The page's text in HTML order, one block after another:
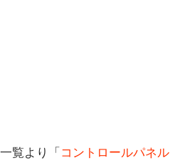
覧より「 コントロールパネル